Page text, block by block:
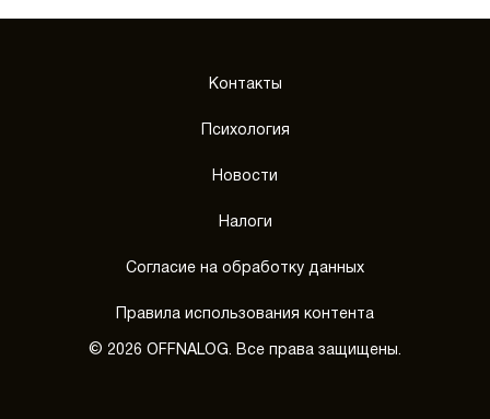
Контакты
Психология
Новости
Налоги
Согласие на обработку данных
Правила использования контента
© 2026 OFFNALOG. Все права защищены.